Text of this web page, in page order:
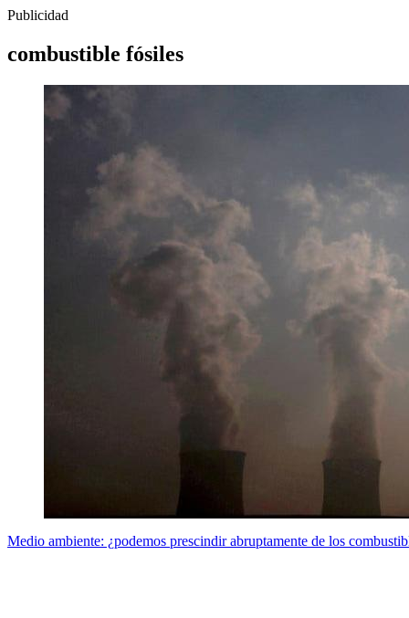
Publicidad
combustible fósiles
Medio ambiente: ¿podemos prescindir abruptamente de los